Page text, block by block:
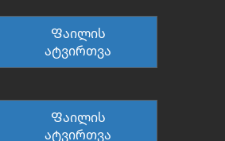
Ფაილის
ატვირთვა
Ფაილის
ატვირთვა